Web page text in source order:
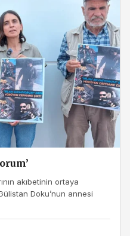
akıbetinin ortaya
Doku’nun annesi